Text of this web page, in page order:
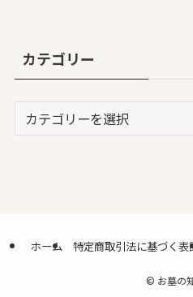
カテゴリー
テ
ホーム 特定商取引法に基づく表
© お墓の